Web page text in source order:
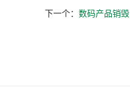
下一个： 数码产品销毁